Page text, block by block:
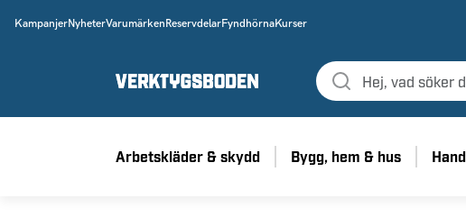
KampanjerNyheterVarumärken ReservdelarFyndhörnaKurser
Arbetskläder & skydd Bygg, hem & hus